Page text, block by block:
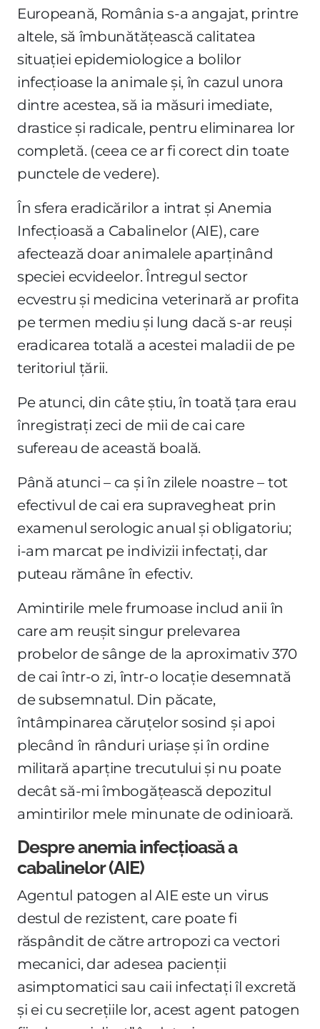
Europeană, România s-a angajat, printre
altele, să îmbunătățească calitatea
situației epidemiologice a bolilor
infecțioase la animale și, în cazul unora
dintre acestea, să ia măsuri imediate,
drastice și radicale, pentru eliminarea lor
completă. (ceea ce ar fi corect din toate
punctele de vedere).
În sfera eradicărilor a intrat și Anemia
Infecțioasă a Cabalinelor (AIE), care
afectează doar animalele aparținând
speciei ecvideelor. Întregul sector
ecvestru și medicina veterinară ar profita
pe termen mediu și lung dacă s-ar reuși
eradicarea totală a acestei maladii de pe
teritoriul țării.
Pe atunci, din câte știu, în toată țara erau
înregistrați zeci de mii de cai care
sufereau de această boală.
Până atunci – ca și în zilele noastre – tot
efectivul de cai era supravegheat prin
examenul serologic anual și obligatoriu;
i-am marcat pe indivizii infectați, dar
puteau rămâne în efectiv.
Amintirile mele frumoase includ anii în
care am reușit singur prelevarea
probelor de sânge de la aproximativ 370
de cai într-o zi, într-o locație desemnată
de subsemnatul. Din păcate,
întâmpinarea căruțelor sosind și apoi
plecând în rânduri uriașe și în ordine
militară aparține trecutului și nu poate
decât să-mi îmbogățească depozitul
amintirilor mele minunate de odinioară.
Despre anemia infecțioasă a
cabalinelor (AIE)
Agentul patogen al AIE este un virus
destul de rezistent, care poate fi
răspândit de către artropozi ca vectori
mecanici, dar adesea pacienții
asimptomatici sau caii infectați îl excretă
și ei cu secrețiile lor, acest agent patogen